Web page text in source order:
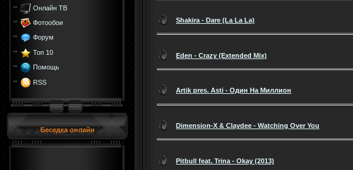
Онлайн ТВ
Фотообои
Форум
Топ 10
Помощь
RSS
Беседка онлайн
Shakira - Dare (La La La)
Eden - Crazy (Extended Mix)
Artik pres. Asti - Один На Миллион
Dimension-X & Claydee - Watching Over You
Pitbull feat. Trina - Okay (2013)